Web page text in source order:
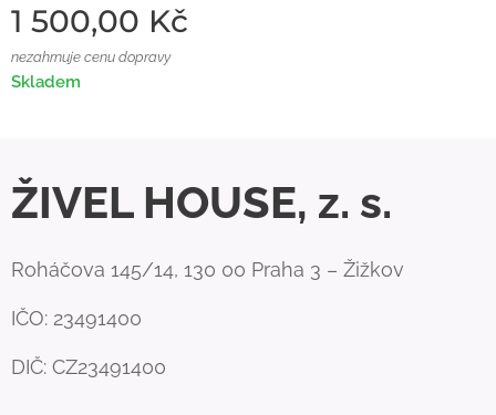
1 500,00 Kč
nezahrnuje cenu dopravy
Skladem
ŽIVEL HOUSE, z. s.
Roháčova 145/14, 130 00 Praha 3 – Žižkov
IČO: 23491400
DIČ: CZ23491400